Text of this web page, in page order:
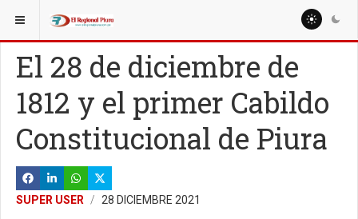
ESTÁ AQUÍ: COLUMNISTAS
El 28 de diciembre de
1812 y el primer Cabildo
Constitucional de Piura
SUPER USER 28 DICIEMBRE 2021